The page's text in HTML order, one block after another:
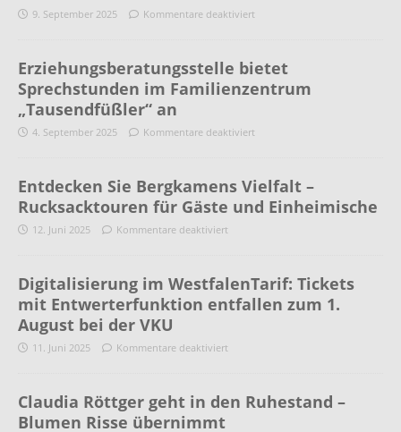
9. September 2025 Kommentare deaktiviert
Erziehungsberatungsstelle bietet
Sprechstunden im Familienzentrum
„Tausendfüßler“ an
4. September 2025 Kommentare deaktiviert
Entdecken Sie Bergkamens Vielfalt –
Rucksacktouren für Gäste und Einheimische
12. Juni 2025 Kommentare deaktiviert
Digitalisierung im WestfalenTarif: Tickets
mit Entwerterfunktion entfallen zum 1.
August bei der VKU
11. Juni 2025 Kommentare deaktiviert
Claudia Röttger geht in den Ruhestand –
Blumen Risse übernimmt